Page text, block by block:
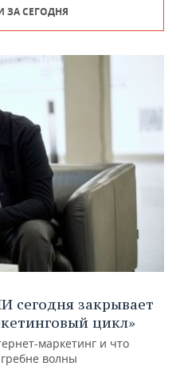
ЗА СЕГОДНЯ
сегодня закрывает
цикл»
маркетинг и что
волны